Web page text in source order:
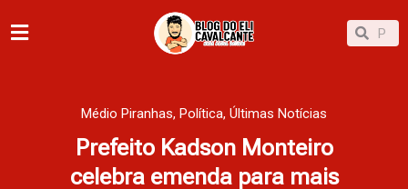
para
Pesquisar
Médio Piranhas, Política, Últimas Notícias
Prefeito Kadson Monteiro
celebra emenda para mais